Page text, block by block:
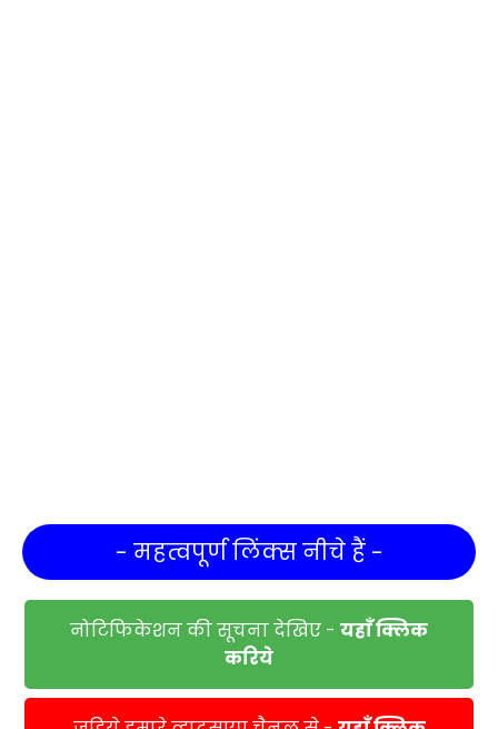
- महत्वपूर्ण लिंक्स नीचे हैं -
नोटिफिकेशन की सूचना देखिए - यहाँ क्लिक
करिये